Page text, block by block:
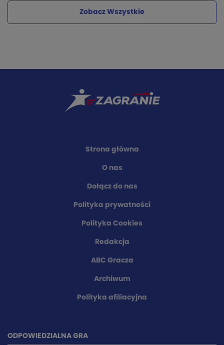
Zobacz Wszystkie
Strona główna
O nas
Dołącz do nas
Polityka prywatności
Polityka Cookies
Redakcja
ABC Gracza
Archiwum
Polityka afiliacyjna
ODPOWIEDZIALNA GRA